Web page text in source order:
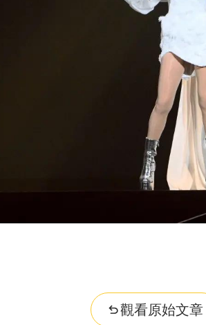
觀看原始文章